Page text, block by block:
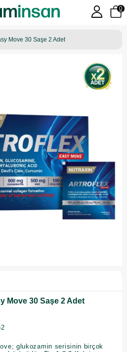
0
Move 30 Saşe 2 Adet
Move 30 Saşe 2 Adet
glukozamin serisinin birçok